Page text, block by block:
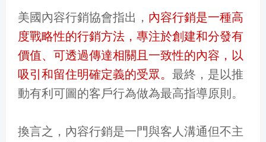
美國內容行銷協會指出， 內容行銷是一種高
度戰略性的行銷方法，專注於創建和分發有
價值、可透過傳達相關且一致性的內容，以
吸引和留住明確定義的受眾。 最終，是以推
動有利可圖的客戶行為做為最高指導原則。
換言之，內容行銷是一門與客人溝通但不主